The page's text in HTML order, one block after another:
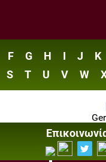
F G H I J K
S T U V W